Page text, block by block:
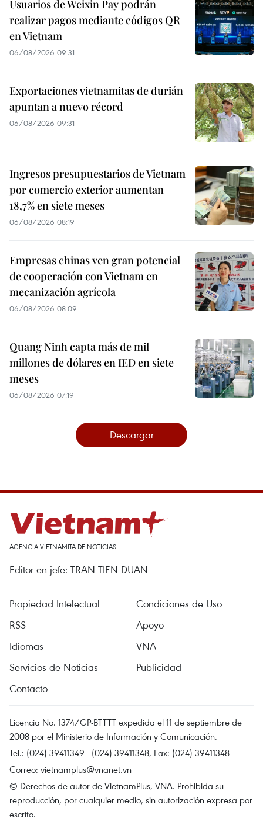
Usuarios de Weixin Pay podrán
realizar pagos mediante códigos QR
en Vietnam
06/08/2026 09:31
Exportaciones vietnamitas de durián
apuntan a nuevo récord
06/08/2026 09:31
Ingresos presupuestarios de Vietnam
por comercio exterior aumentan
18,7% en siete meses
06/08/2026 08:19
Empresas chinas ven gran potencial
de cooperación con Vietnam en
mecanización agrícola
06/08/2026 08:09
Quang Ninh capta más de mil
millones de dólares en IED en siete
meses
06/08/2026 07:19
Descargar
AGENCIA VIETNAMITA DE NOTICIAS
Editor en jefe: TRAN TIEN DUAN
Propiedad Intelectual
Condiciones de Uso
RSS
Apoyo
Idiomas
VNA
Servicios de Noticias
Publicidad
Contacto
Licencia No. 1374/GP-BTTTT expedida el 11 de septiembre de
2008 por el Ministerio de Información y Comunicación.
Tel.: (024) 39411349 - (024) 39411348, Fax: (024) 39411348
Correo: vietnamplus@vnanet.vn
© Derechos de autor de VietnamPlus, VNA. Prohibida su
reproducción, por cualquier medio, sin autorización expresa por
escrito.